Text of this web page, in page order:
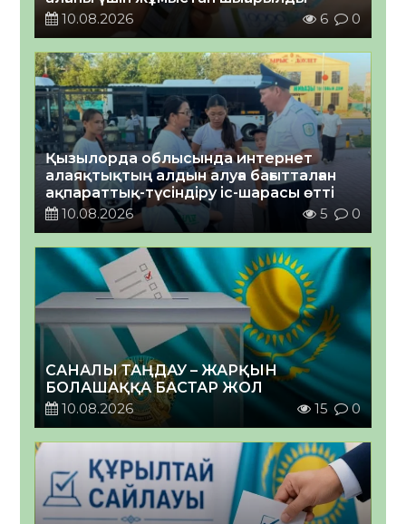
10.08.2026
6 0
Қызылорда облысында интернет
алаяқтықтың алдын алуға бағытталған
ақпараттық-түсіндіру іс-шарасы өтті
10.08.2026
5 0
САНАЛЫ ТАҢДАУ – ЖАРҚЫН
БОЛАШАҚҚА БАСТАР ЖОЛ
10.08.2026
15 0